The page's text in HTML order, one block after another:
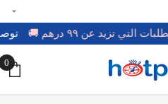
للطلبات التي تزيد عن ٩٩ درهم 🚚
0
0